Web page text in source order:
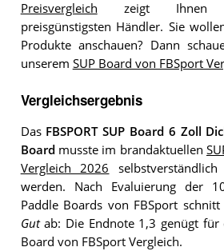
Preisvergleich zeigt Ihnen
preisgünstigsten Händler. Sie
Produkte anschauen? Dann
unserem SUP Board von FBSport
Vergleichsergebnis
Das FBSPORT SUP Board 6 Zoll
Board musste im brandaktuellen
Vergleich 2026
werden. Nach Evaluierung der
Paddle Boards von FBSport
Gutab: Die Endnote 1,3 genügt für
Board von FBSport Vergleich.